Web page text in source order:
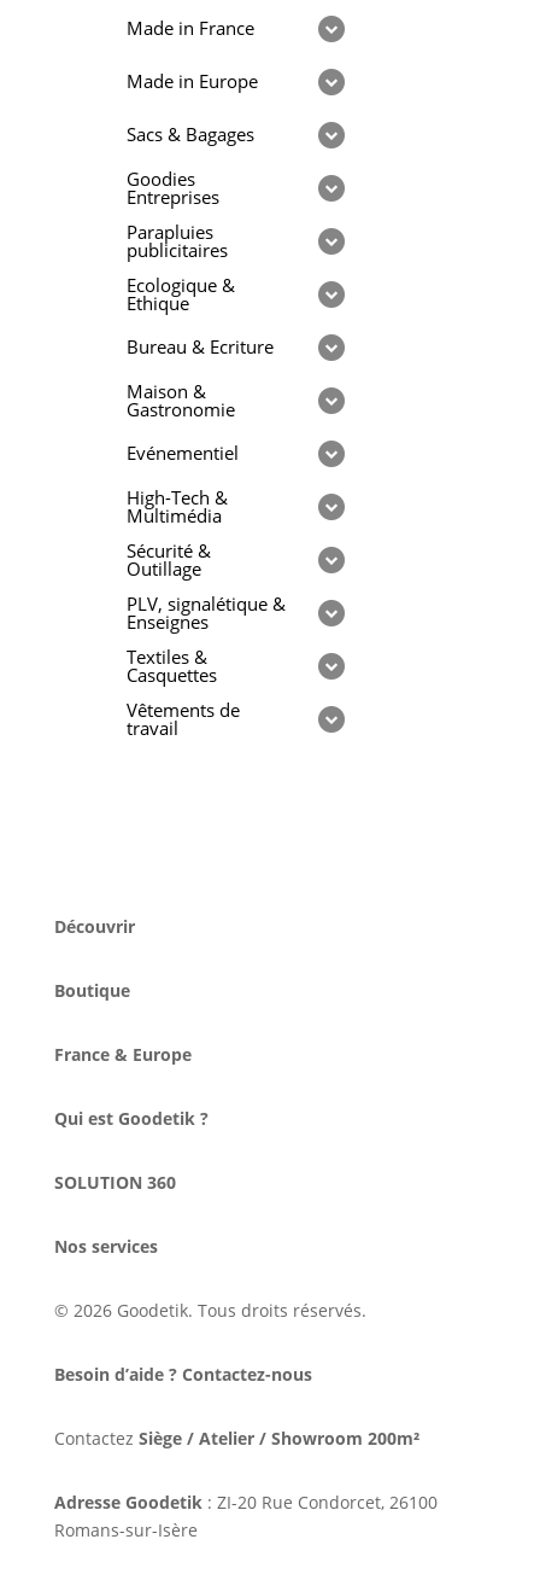
Made in France
Made in Europe
Sacs & Bagages
Goodies
Entreprises
Parapluies
publicitaires
Ecologique &
Ethique
Bureau & Ecriture
Maison &
Gastronomie
Evénementiel
High-Tech &
Multimédia
Sécurité &
Outillage
PLV, signalétique &
Enseignes
Textiles &
Casquettes
Vêtements de
travail
Découvrir
Boutique
France & Europe
Qui est Goodetik ?
SOLUTION 360
Nos services
© 2026 Goodetik. Tous droits réservés.
Besoin d’aide ? Contactez-nous
Contactez Siège / Atelier / Showroom 200m²
Adresse Goodetik : ZI-20 Rue Condorcet, 26100
Romans-sur-Isère